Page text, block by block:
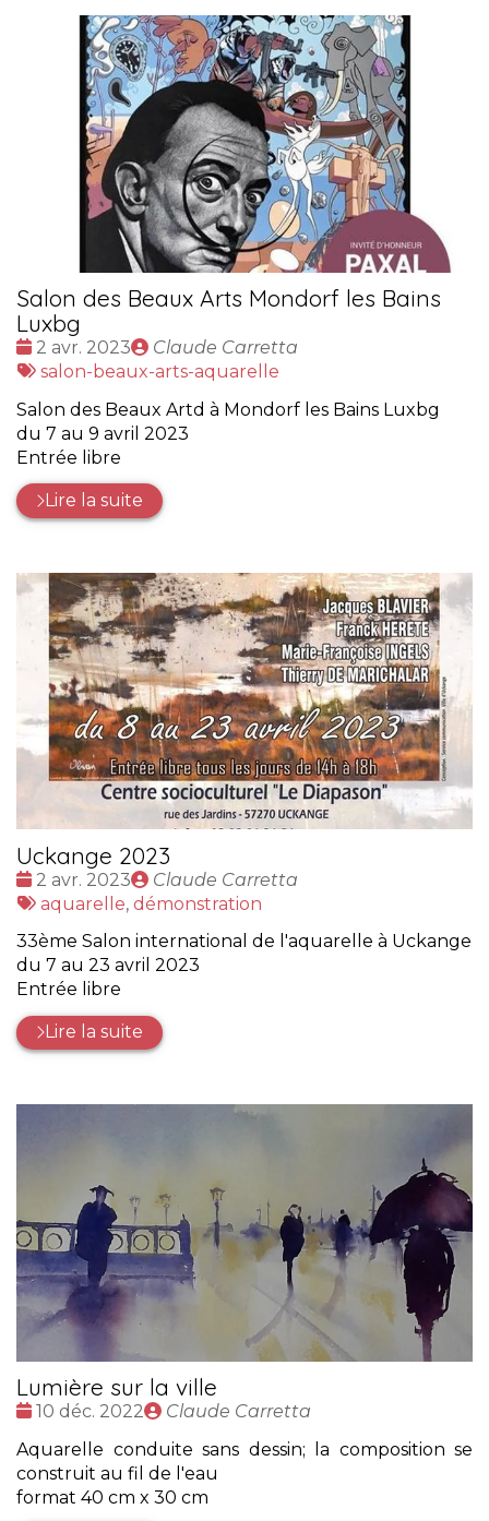
Salon des Beaux Arts Mondorf les Bains
Luxbg
Date
:
2 avr. 2023
Publié
par
Claude Carretta
Tags
salon-beaux-arts-aquarelle
Salon des Beaux Artd à Mondorf les Bains Luxbg
du 7 au 9 avril 2023
Entrée libre
Lire la suite
Uckange 2023
Date
:
2 avr. 2023
Publié
par
Claude Carretta
Tags
aquarelle, démonstration
33ème Salon international de l'aquarelle à Uckange
du 7 au 23 avril 2023
Entrée libre
Lire la suite
Lumière sur la ville
Date
10 déc. 2022
Publié
Claude Carretta
Aquarelle conduite sans dessin; la composition se
construit au fil de l'eau
format 40 cm x 30 cm